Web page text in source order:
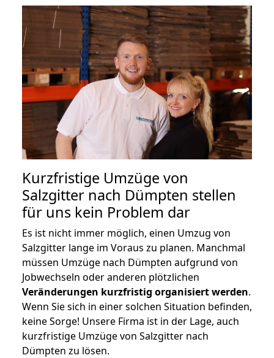
Kurzfristige Umzüge von
Salzgitter nach Dümpten stellen
für uns kein Problem dar
Es ist nicht immer möglich, einen Umzug von
Salzgitter lange im Voraus zu planen. Manchmal
müssen Umzüge nach Dümpten aufgrund von
Jobwechseln oder anderen plötzlichen
Veränderungen kurzfristig organisiert werden.
Wenn Sie sich in einer solchen Situation befinden,
keine Sorge! Unsere Firma ist in der Lage, auch
kurzfristige Umzüge von Salzgitter nach
Dümpten zu lösen.